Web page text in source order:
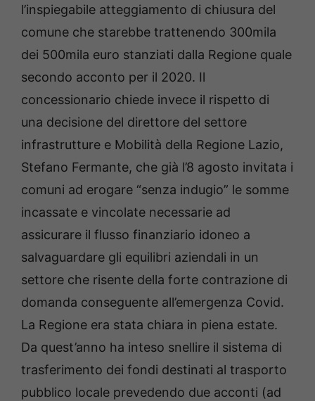
l’inspiegabile atteggiamento di chiusura del
comune che starebbe trattenendo 300mila
dei 500mila euro stanziati dalla Regione quale
secondo acconto per il 2020. Il
concessionario chiede invece il rispetto di
una decisione del direttore del settore
infrastrutture e Mobilità della Regione Lazio,
Stefano Fermante, che già l’8 agosto invitata i
comuni ad erogare “senza indugio” le somme
incassate e vincolate necessarie ad
assicurare il flusso finanziario idoneo a
salvaguardare gli equilibri aziendali in un
settore che risente della forte contrazione di
domanda conseguente all’emergenza Covid.
La Regione era stata chiara in piena estate.
Da quest’anno ha inteso snellire il sistema di
trasferimento dei fondi destinati al trasporto
pubblico locale prevedendo due acconti (ad